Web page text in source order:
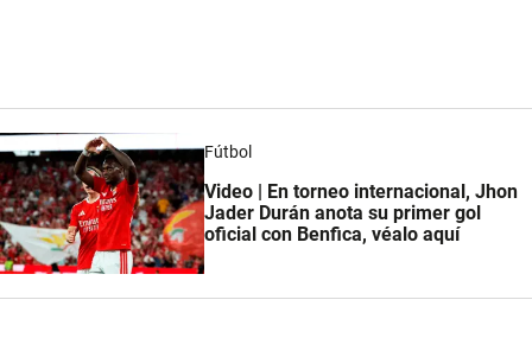
Fútbol
Video | En torneo internacional, Jhon
Jader Durán anota su primer gol
oficial con Benfica, véalo aquí